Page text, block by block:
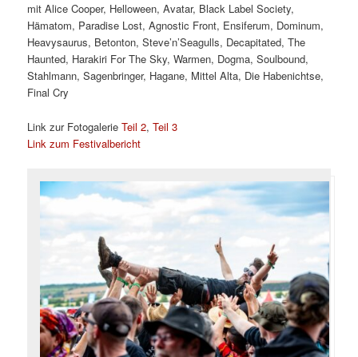
mit Alice Cooper, Helloween, Avatar, Black Label Society,
Hämatom, Paradise Lost, Agnostic Front, Ensiferum, Dominum,
Heavysaurus, Betonton, Steve’n’Seagulls, Decapitated, The
Haunted, Harakiri For The Sky, Warmen, Dogma, Soulbound,
Stahlmann, Sagenbringer, Hagane, Mittel Alta, Die Habenichtse,
Final Cry
Link zur FotogalerieTeil 2,Teil 3
Link zum Festivalbericht